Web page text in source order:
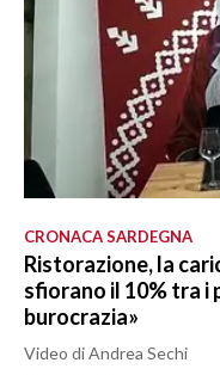
CRONACA SARDEGNA
Ristorazione, la
sfiorano il 10% tra i
burocrazia»
Video di Andrea Sechi